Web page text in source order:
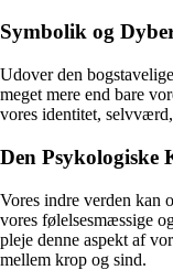
Symbolik og
Udover den
meget mere end bare
vores identitet,
Den Psykologiske
Vores indre verden kan
vores følelsesmæssige
pleje denne aspekt af
mellem krop og sind.